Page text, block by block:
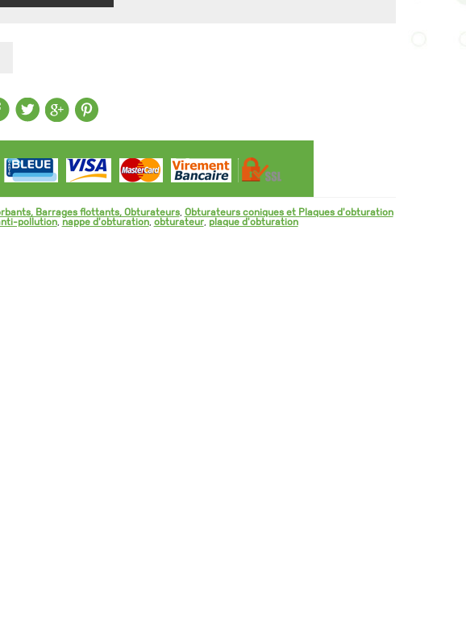
Barrages flottants, Obturateurs, Obturateurs coniques et Plaques d'obturation
pollution, nappe d'obturation, obturateur, plaque d'obturation